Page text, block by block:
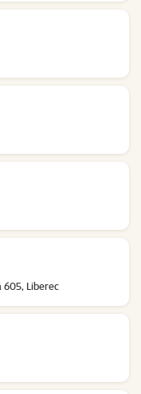
605, Liberec